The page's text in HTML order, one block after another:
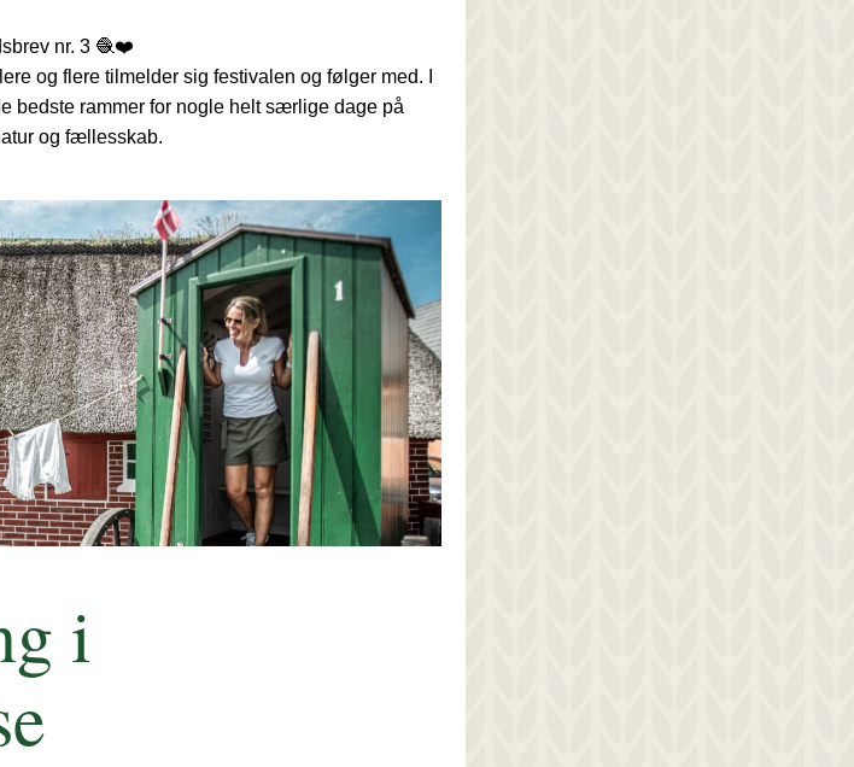
nr. 3 🧶❤️
og flere tilmelder sig festivalen og følger med. I
bedste rammer for nogle helt særlige dage på
og fællesskab.
i